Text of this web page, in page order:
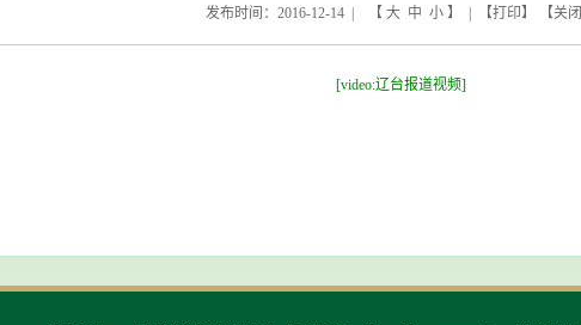
发布时间：2016-12-14 | 【 大 中 小】 | 【打印】 【关闭
[video:辽台报道视频]